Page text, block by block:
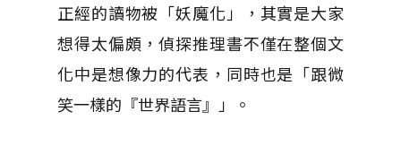
正經的讀物被「妖魔化」，其實是大家
想得太偏頗，偵探推理書不僅在整個文
化中是想像力的代表，同時也是「跟微
笑一樣的『世界語言』」。